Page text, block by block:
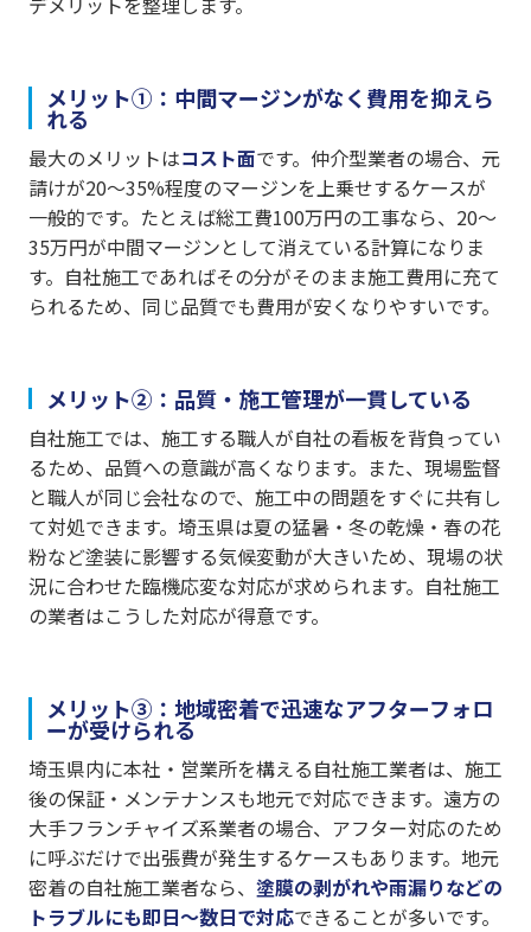
メリット①：中間マージンがなく費用を抑えら
れる
最大のメリットはコスト面です。仲介型業者の場合、元
請けが20〜35%程度のマージンを上乗せするケースが
一般的です。たとえば総工費100万円の工事なら、20〜
35万円が中間マージンとして消えている計算になりま
す。自社施工であればその分がそのまま施工費用に充て
られるため、同じ品質でも費用が安くなりやすいです。
メリット②：品質・施工管理が一貫している
自社施工では、施工する職人が自社の看板を背負ってい
るため、品質への意識が高くなります。また、現場監督
と職人が同じ会社なので、施工中の問題をすぐに共有し
て対処できます。埼玉県は夏の猛暑・冬の乾燥・春の花
粉など塗装に影響する気候変動が大きいため、現場の状
況に合わせた臨機応変な対応が求められます。自社施工
の業者はこうした対応が得意です。
メリット③：地域密着で迅速なアフターフォロ
ーが受けられる
埼玉県内に本社・営業所を構える自社施工業者は、施工
後の保証・メンテナンスも地元で対応できます。遠方の
大手フランチャイズ系業者の場合、アフター対応のため
に呼ぶだけで出張費が発生するケースもあります。地元
密着の自社施工業者なら、 塗膜の剥がれや雨漏りなどの
トラブルにも即日〜数日で対応できることが多いです。